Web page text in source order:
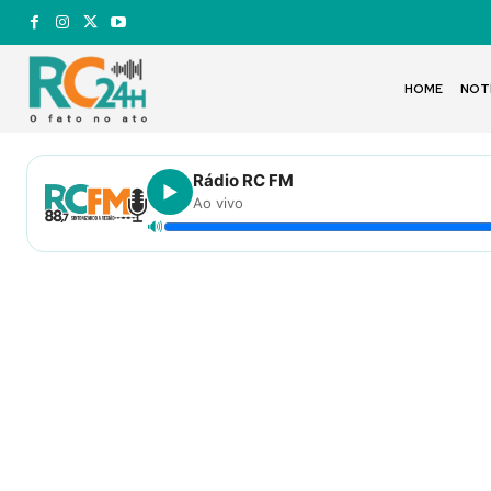
HOME
▶ Rádio RC FM
Ao vivo
🔊